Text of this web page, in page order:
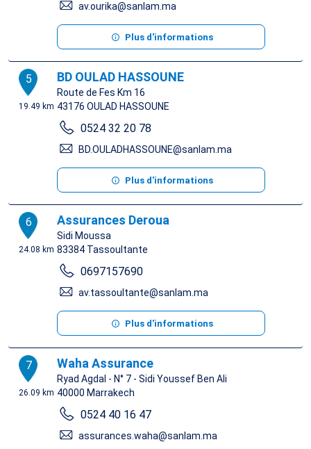
av.ourika@sanlam.ma
Plus d'informations
5
19.49 km
BD OULAD HASSOUNE
Route de Fes Km 16
43176 OULAD HASSOUNE
0524 32 20 78
BD.OULADHASSOUNE@sanlam.ma
Plus d'informations
6
24.08 km
Assurances Deroua
Sidi Moussa
83384 Tassoultante
0697157690
av.tassoultante@sanlam.ma
Plus d'informations
7
26.09 km
Waha Assurance
Ryad Agdal - N° 7 - Sidi Youssef Ben Ali
40000 Marrakech
0524 40 16 47
assurances.waha@sanlam.ma